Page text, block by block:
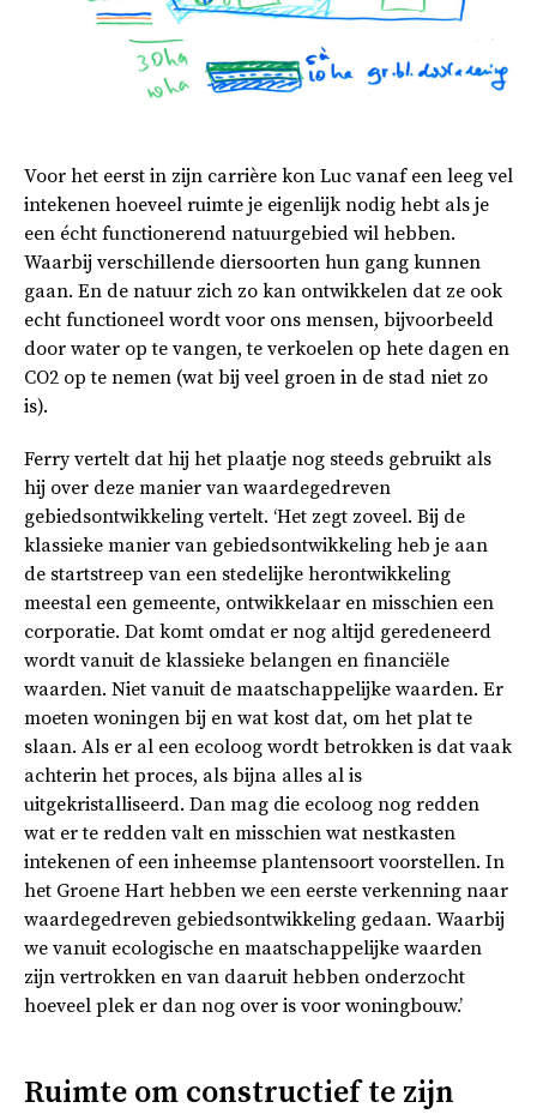
Voor het eerst in zijn carrière kon Luc vanaf een leeg vel
intekenen hoeveel ruimte je eigenlijk nodig hebt als je
een écht functionerend natuurgebied wil hebben.
Waarbij verschillende diersoorten hun gang kunnen
gaan. En de natuur zich zo kan ontwikkelen dat ze ook
echt functioneel wordt voor ons mensen, bijvoorbeeld
door water op te vangen, te verkoelen op hete dagen en
CO2 op te nemen (wat bij veel groen in de stad niet zo
is).
Ferry vertelt dat hij het plaatje nog steeds gebruikt als
hij over deze manier van waardegedreven
gebiedsontwikkeling vertelt. ‘Het zegt zoveel. Bij de
klassieke manier van gebiedsontwikkeling heb je aan
de startstreep van een stedelijke herontwikkeling
meestal een gemeente, ontwikkelaar en misschien een
corporatie. Dat komt omdat er nog altijd geredeneerd
wordt vanuit de klassieke belangen en financiële
waarden. Niet vanuit de maatschappelijke waarden. Er
moeten woningen bij en wat kost dat, om het plat te
slaan. Als er al een ecoloog wordt betrokken is dat vaak
achterin het proces, als bijna alles al is
uitgekristalliseerd. Dan mag die ecoloog nog redden
wat er te redden valt en misschien wat nestkasten
intekenen of een inheemse plantensoort voorstellen. In
het Groene Hart hebben we een eerste verkenning naar
waardegedreven gebiedsontwikkeling gedaan. Waarbij
we vanuit ecologische en maatschappelijke waarden
zijn vertrokken en van daaruit hebben onderzocht
hoeveel plek er dan nog over is voor woningbouw.’
Ruimte om constructief te zijn